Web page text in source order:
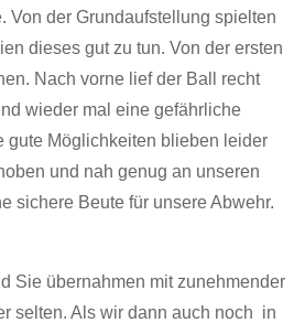
Von der Grundaufstellung spielten
dieses gut zu tun. Von der ersten
Nach vorne lief der Ball recht
wieder mal eine gefährliche
gute Möglichkeiten blieben leider
und nah genug an unseren
sichere Beute für unsere Abwehr.
Sie übernahmen mit zunehmender
selten. Als wir dann auch noch in